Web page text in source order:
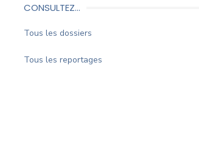
CONSULTEZ…
Tous les dossiers
Tous les reportages